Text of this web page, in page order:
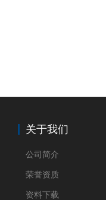
关于我们
公司简介
荣誉资质
资料下载